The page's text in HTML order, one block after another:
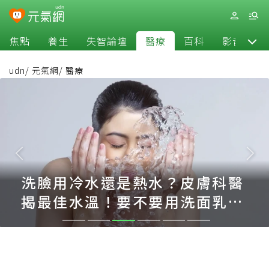
焦點 養生 失智論壇 醫療 百科 影音
udn/ 元氣網/ 醫療
洗臉用冷水還是熱水？皮膚科醫
揭最佳水溫！要不要用洗面乳、
洗臉NG習慣一次搞懂